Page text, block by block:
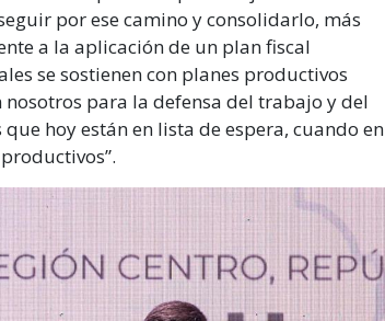
por ese camino y consolidarlo, más
a la aplicación de un plan fiscal
se sostienen con planes productivos
para la defensa del trabajo y del
hoy están en lista de espera, cuando en